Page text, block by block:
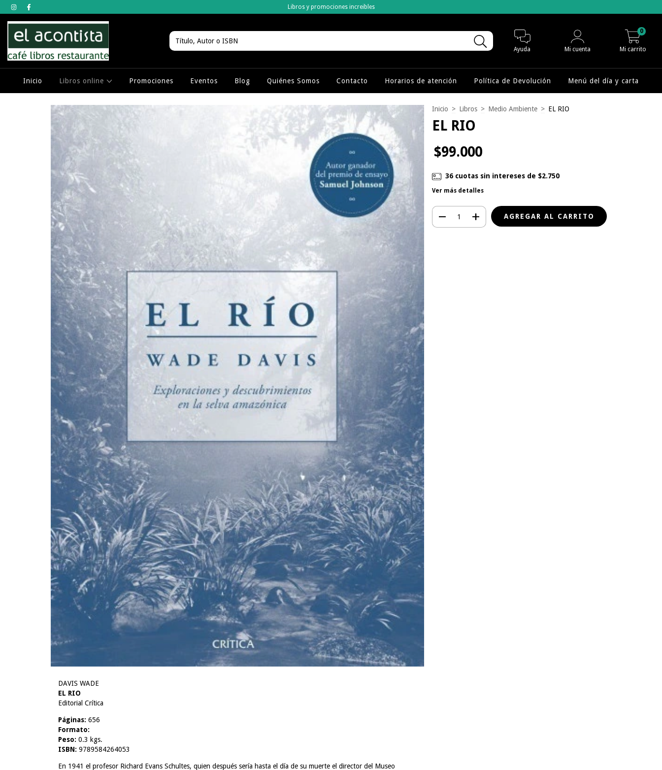
Libros y promociones increibles
Ayuda Mi cuenta Mi carrito
0
Inicio Libros online Promociones Eventos Blog Quiénes Somos Contacto Horarios de atención Política de Devolución Menú del día y carta
DAVIS WADE
EL RIO
Editorial Crítica
Páginas: 656
Formato:
Peso: 0.3 kgs.
ISBN: 9789584264053
En 1941 el profesor Richard Evans Schultes, quien después sería hasta el día de su muerte el director del Museo
Inicio > Libros > Medio Ambiente > EL RIO
EL RIO
$99.000
36 cuotas sin intereses de $2.750
Ver más detalles